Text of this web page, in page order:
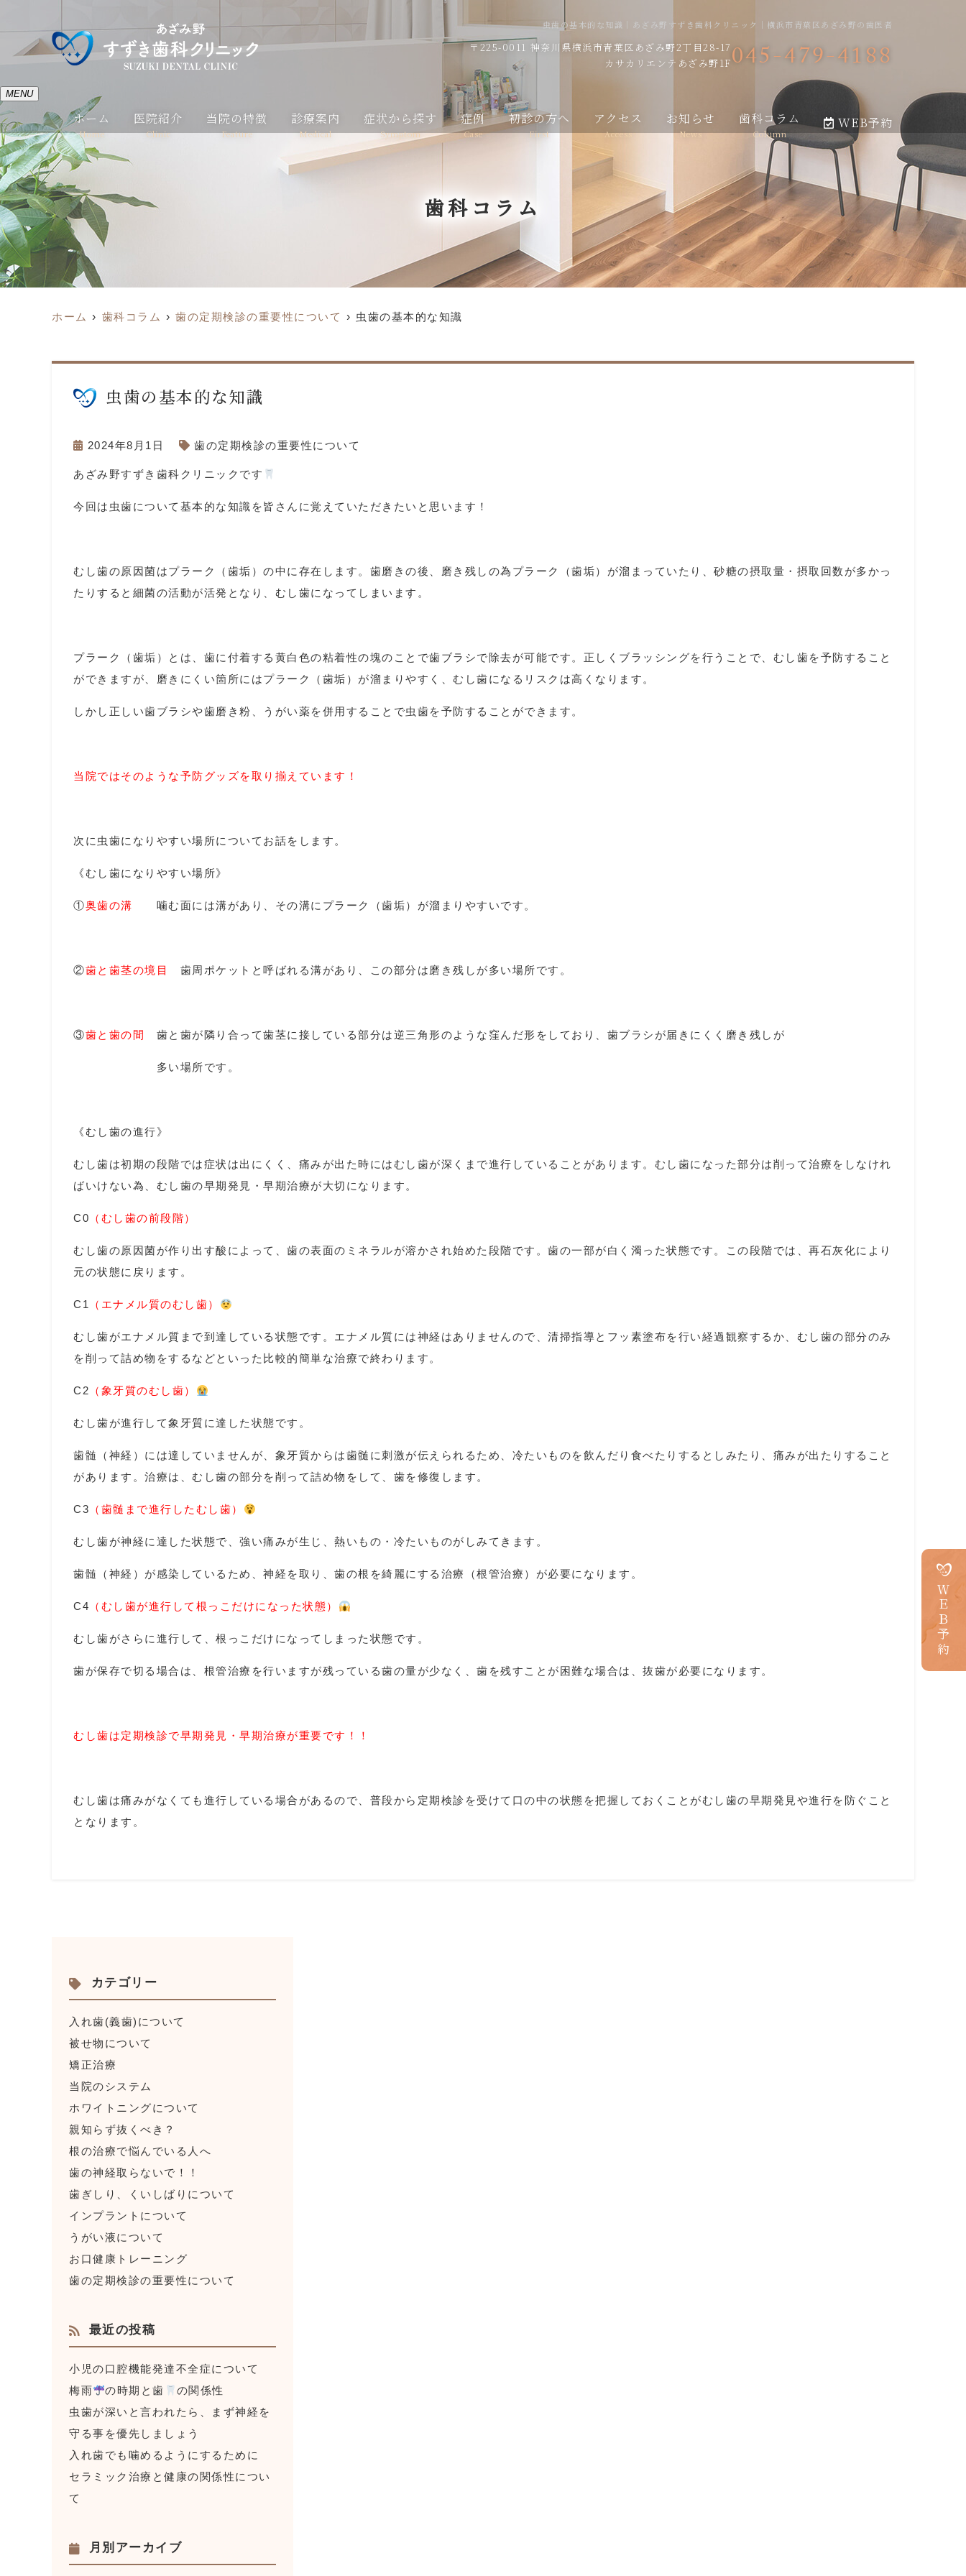
虫歯の基本的な知識｜あざみ野すずき歯科クリニック｜横浜市青葉区あざみ野の歯医者
〒225-0011 神奈川県横浜市青葉区あざみ野2丁目28-17
カサカリエンテあざみ野1F045-479-4188
ＷＥＢ予約
MENU
ホーム
Home
医院紹介
Clinic
当院の特徴
Feature
診療案内
Medical
症状から探す
Symptom
症例
Case
初診の方へ
First
アクセス
Access
お知らせ
News
歯科コラム
Column
WEB予約
歯科コラム
ホーム 歯科コラム 歯の定期検診の重要性について 虫歯の基本的な知識
虫歯の基本的な知識
2024年8月1日 歯の定期検診の重要性について
あざみ野すずき歯科クリニックです
今回は虫歯について基本的な知識を皆さんに覚えていただきたいと思います！
むし歯の原因菌はプラーク（歯垢）の中に存在します。歯磨きの後、磨き残しの為プラーク（歯垢）が溜まっていたり、砂糖の摂取量・摂取回数が多かっ
たりすると細菌の活動が活発となり、むし歯になってしまいます。
プラーク（歯垢）とは、歯に付着する黄白色の粘着性の塊のことで歯ブラシで除去が可能です。正しくブラッシングを行うことで、むし歯を予防すること
ができますが、磨きにくい箇所にはプラーク（歯垢）が溜まりやすく、むし歯になるリスクは高くなります。
しかし正しい歯ブラシや歯磨き粉、うがい薬を併用することで虫歯を予防することができます。
当院ではそのような予防グッズを取り揃えています！
次に虫歯になりやすい場所についてお話をします。
《むし歯になりやすい場所》
①奥歯の溝 噛む面には溝があり、その溝にプラーク（歯垢）が溜まりやすいです。
②歯と歯茎の境目 歯周ポケットと呼ばれる溝があり、この部分は磨き残しが多い場所です。
③歯と歯の間 歯と歯が隣り合って歯茎に接している部分は逆三角形のような窪んだ形をしており、歯ブラシが届きにくく磨き残しが
多い場所です。
《むし歯の進行》
むし歯は初期の段階では症状は出にくく、痛みが出た時にはむし歯が深くまで進行していることがあります。むし歯になった部分は削って治療をしなけれ
ばいけない為、むし歯の早期発見・早期治療が大切になります。
C0 （むし歯の前段階）
むし歯の原因菌が作り出す酸によって、歯の表面のミネラルが溶かされ始めた段階です。歯の一部が白く濁った状態です。この段階では、再石灰化により
元の状態に戻ります。
C1 （エナメル質のむし歯）
むし歯がエナメル質まで到達している状態です。エナメル質には神経はありませんので、清掃指導とフッ素塗布を行い経過観察するか、むし歯の部分のみ
を削って詰め物をするなどといった比較的簡単な治療で終わります。
C2 （象牙質のむし歯）
むし歯が進行して象牙質に達した状態です。
歯髄（神経）には達していませんが、象牙質からは歯髄に刺激が伝えられるため、冷たいものを飲んだり食べたりするとしみたり、痛みが出たりすること
があります。治療は、むし歯の部分を削って詰め物をして、歯を修復します。
C3 （歯髄まで進行したむし歯）
むし歯が神経に達した状態で、強い痛みが生じ、熱いもの・冷たいものがしみてきます。
歯髄（神経）が感染しているため、神経を取り、歯の根を綺麗にする治療（根管治療）が必要になります。
C4 （むし歯が進行して根っこだけになった状態）
むし歯がさらに進行して、根っこだけになってしまった状態です。
歯が保存で切る場合は、根管治療を行いますが残っている歯の量が少なく、歯を残すことが困難な場合は、抜歯が必要になります。
むし歯は定期検診で早期発見・早期治療が重要です！！
むし歯は痛みがなくても進行している場合があるので、普段から定期検診を受けて口の中の状態を把握しておくことがむし歯の早期発見や進行を防ぐこと
となります。
カテゴリー
入れ歯(義歯)について
被せ物について
矯正治療
当院のシステム
ホワイトニングについて
親知らず抜くべき？
根の治療で悩んでいる人へ
歯の神経取らないで！！
歯ぎしり、くいしばりについて
インプラントについて
うがい液について
お口健康トレーニング
歯の定期検診の重要性について
最近の投稿
小児の口腔機能発達不全症について
梅雨
の時期と歯
の関係性
虫歯が深いと言われたら、まず神経を
守る事を優先しましょう
入れ歯でも噛めるようにするために
セラミック治療と健康の関係性につい
て
月別アーカイブ